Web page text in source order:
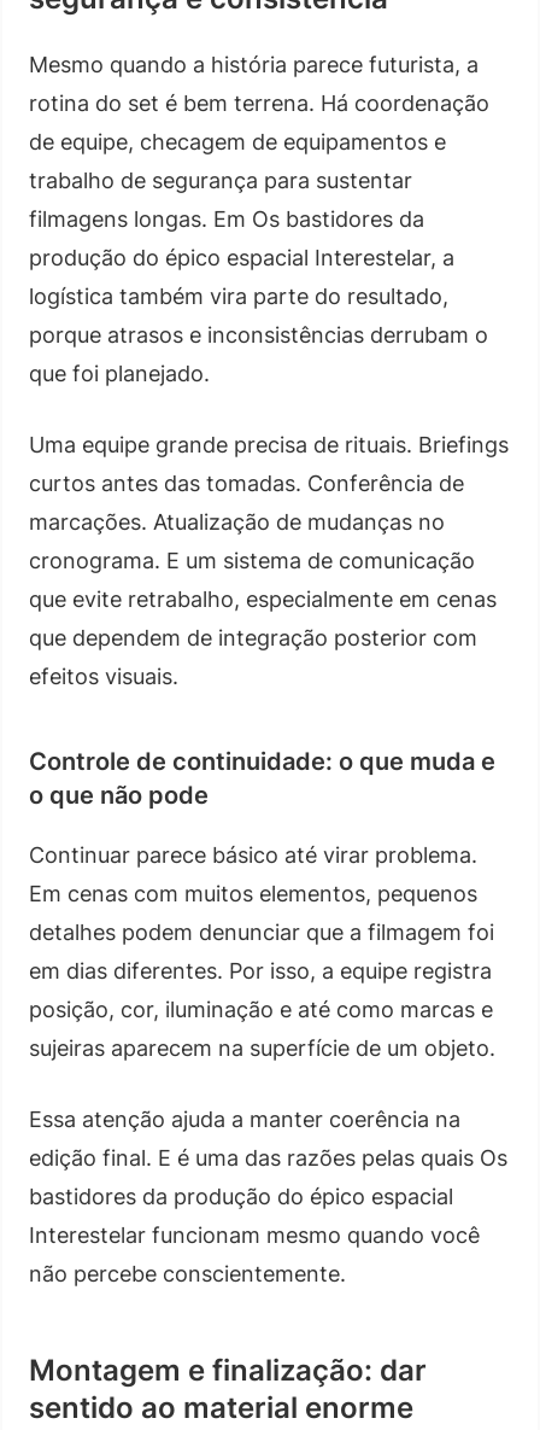
Mesmo quando a história parece futurista, a
rotina do set é bem terrena. Há coordenação
de equipe, checagem de equipamentos e
trabalho de segurança para sustentar
filmagens longas. Em Os bastidores da
produção do épico espacial Interestelar, a
logística também vira parte do resultado,
porque atrasos e inconsistências derrubam o
que foi planejado.
Uma equipe grande precisa de rituais. Briefings
curtos antes das tomadas. Conferência de
marcações. Atualização de mudanças no
cronograma. E um sistema de comunicação
que evite retrabalho, especialmente em cenas
que dependem de integração posterior com
efeitos visuais.
Controle de continuidade: o que muda e
o que não pode
Continuar parece básico até virar problema.
Em cenas com muitos elementos, pequenos
detalhes podem denunciar que a filmagem foi
em dias diferentes. Por isso, a equipe registra
posição, cor, iluminação e até como marcas e
sujeiras aparecem na superfície de um objeto.
Essa atenção ajuda a manter coerência na
edição final. E é uma das razões pelas quais Os
bastidores da produção do épico espacial
Interestelar funcionam mesmo quando você
não percebe conscientemente.
Montagem e finalização: dar
sentido ao material enorme